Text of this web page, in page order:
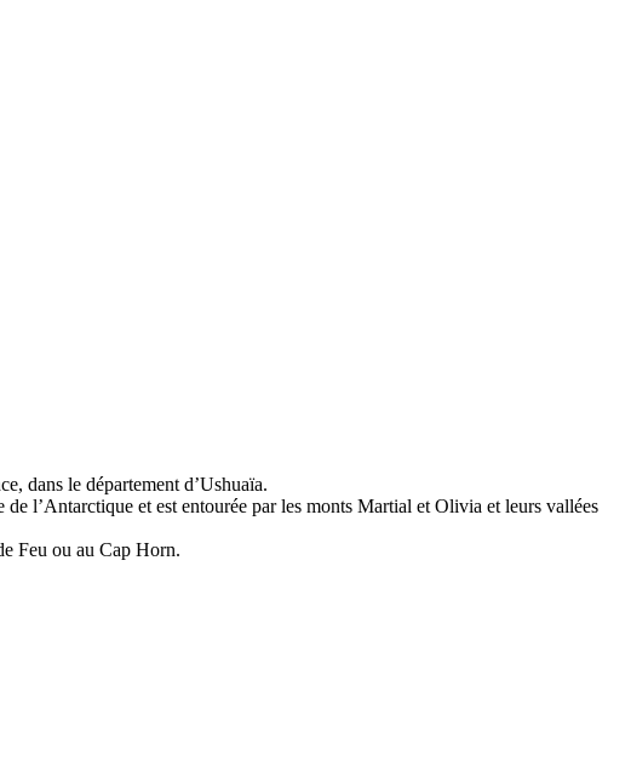
dans le département d’Ushuaïa.
l’Antarctique et est entourée par les monts Martial et Olivia et leurs vallées
Feu ou au Cap Horn.